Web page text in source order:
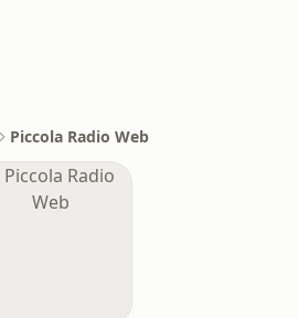
Piccola Radio Web